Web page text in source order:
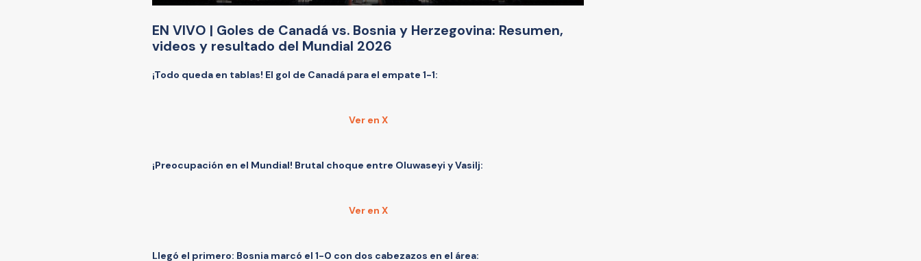
EN VIVO | Goles de Canadá vs. Bosnia y Herzegovina: Resumen,
videos y resultado del Mundial 2026
¡Todo queda en tablas! El gol de Canadá para el empate 1-1:
Ver en X
¡Preocupación en el Mundial! Brutal choque entre Oluwaseyi y Vasilj:
Ver en X
Llegó el primero: Bosnia marcó el 1-0 con dos cabezazos en el área: